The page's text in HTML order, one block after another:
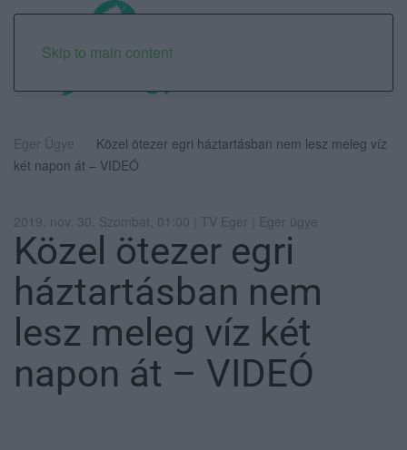
Skip to main content
Eger Ügye
Közel ötezer egri háztartásban nem lesz meleg víz
két napon át – VIDEÓ
2019. nov. 30. Szombat, 01:00 | TV Eger | Eger ügye
Közel ötezer egri
háztartásban nem
lesz meleg víz két
napon át – VIDEÓ